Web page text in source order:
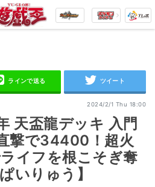
2024/2/1 Thu 18:00
天盃龍デッキ 入門
撃で34400！超火
イフを根こそぎ奪
いりゅう】